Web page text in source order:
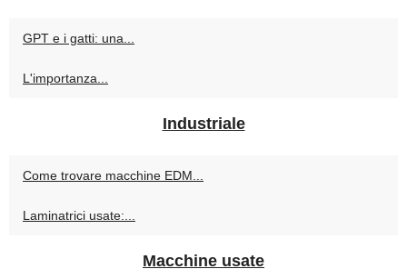
GPT e i gatti: una...
L'importanza...
Industriale
Come trovare macchine EDM...
Laminatrici usate:...
Macchine usate